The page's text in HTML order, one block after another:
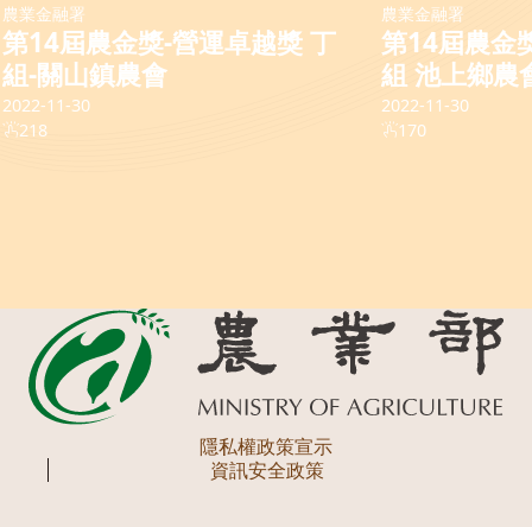
農業金融署
第14屆農金獎-營運卓越獎 丁
組-關山鎮農會
2022-11-30
218
農業金融署
第14屆農金
組 池上鄉農
2022-11-30
170
隱私權政策宣示
資訊安全政策